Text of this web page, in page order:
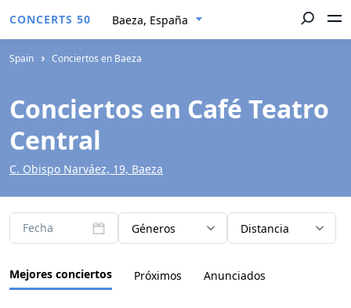
CONCERTS 50 Baeza, España
Spain Conciertos en Baeza
Conciertos en Café Teatro
Central
C. Obispo Narváez, 19, Baeza
Fecha Géneros Distancia
Mejores conciertos Próximos Anunciados